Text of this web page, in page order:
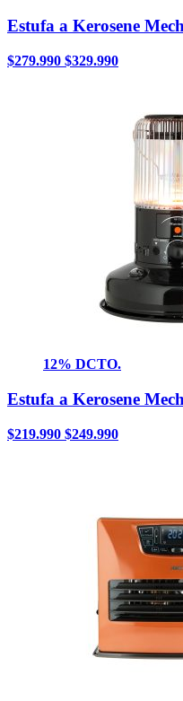
Estufa a Kerosene
$279.990 $329.990
12% DCTO.
Estufa a Kerosene
$219.990 $249.990